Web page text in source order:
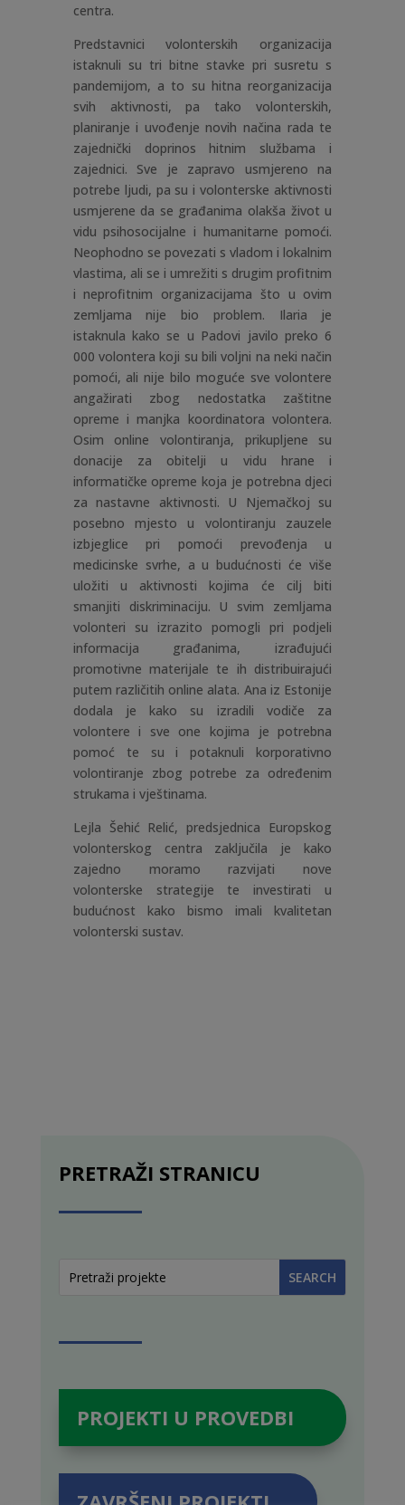
centra.
Predstavnici volonterskih organizacija
istaknuli su tri bitne stavke pri susretu s
pandemijom, a to su hitna reorganizacija
svih aktivnosti, pa tako volonterskih,
planiranje i uvođenje novih načina rada te
zajednički doprinos hitnim službama i
zajednici. Sve je zapravo usmjereno na
potrebe ljudi, pa su i volonterske aktivnosti
usmjerene da se građanima olakša život u
vidu psihosocijalne i humanitarne pomoći.
Neophodno se povezati s vladom i lokalnim
vlastima, ali se i umrežiti s drugim profitnim
i neprofitnim organizacijama što u ovim
zemljama nije bio problem. Ilaria je
istaknula kako se u Padovi javilo preko 6
000 volontera koji su bili voljni na neki način
pomoći, ali nije bilo moguće sve volontere
angažirati zbog nedostatka zaštitne
opreme i manjka koordinatora volontera.
Osim online volontiranja, prikupljene su
donacije za obitelji u vidu hrane i
informatičke opreme koja je potrebna djeci
za nastavne aktivnosti. U Njemačkoj su
posebno mjesto u volontiranju zauzele
izbjeglice pri pomoći prevođenja u
medicinske svrhe, a u budućnosti će više
uložiti u aktivnosti kojima će cilj biti
smanjiti diskriminaciju. U svim zemljama
volonteri su izrazito pomogli pri podjeli
informacija građanima, izrađujući
promotivne materijale te ih distribuirajući
putem različitih online alata. Ana iz Estonije
dodala je kako su izradili vodiče za
volontere i sve one kojima je potrebna
pomoć te su i potaknuli korporativno
volontiranje zbog potrebe za određenim
strukama i vještinama.
Lejla Šehić Relić, predsjednica Europskog
volonterskog centra zaključila je kako
zajedno moramo razvijati nove
volonterske strategije te investirati u
budućnost kako bismo imali kvalitetan
volonterski sustav.
PRETRAŽI STRANICU
PROJEKTI U PROVEDBI